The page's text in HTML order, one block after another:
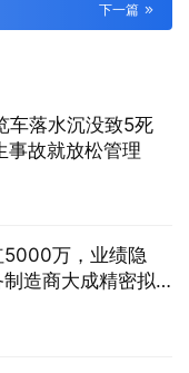
下一篇
车落水沉没致5死
事故就放松管理
5000万，业绩隐
造商大成精密拟